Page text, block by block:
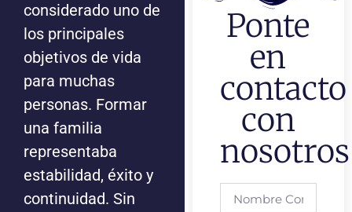
considerado uno de
los principales
objetivos de vida
para muchas
personas. Formar
una familia
representaba
estabilidad, éxito y
continuidad. Sin
Ponte
en
contacto
con
nosotros